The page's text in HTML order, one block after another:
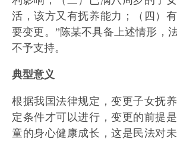
活，该方又有抚养能力；（四）
要变更。”陈某不具备上述情形，
不予支持。
典型意义
根据我国法律规定，变更子女抚
定条件才可以进行，变更的前提
童的身心健康成长，这是民法对